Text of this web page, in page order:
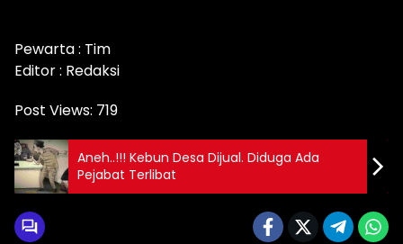
Pewarta : Tim
Editor : Redaksi
Post Views: 719
Aneh..!!! Kebun Desa Dijual. Diduga Ada
Pejabat Terlibat